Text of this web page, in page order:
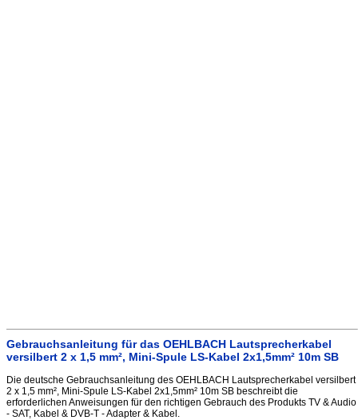
Gebrauchsanleitung für das OEHLBACH Lautsprecherkabel
versilbert 2 x 1,5 mm², Mini-Spule LS-Kabel 2x1,5mm² 10m SB
Die deutsche Gebrauchsanleitung des OEHLBACH Lautsprecherkabel versilbert
2 x 1,5 mm², Mini-Spule LS-Kabel 2x1,5mm² 10m SB beschreibt die
erforderlichen Anweisungen für den richtigen Gebrauch des Produkts TV & Audio
- SAT, Kabel & DVB-T - Adapter & Kabel.